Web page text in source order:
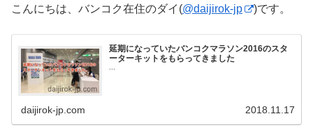
こんにちは、バンコク在住のダイ(@daijirok-jp )です。
延期になっていたバンコクマラソン2016のスタ
ーターキットをもらってきました
daijirok-jp.com 2018.11.17